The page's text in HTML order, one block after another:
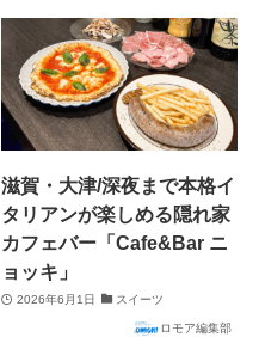
滋賀・大津/深夜まで本格イ
タリアンが楽しめる隠れ家
カフェバー「Cafe&Bar ニ
ョッキ」
2026年6月1日 スイーツ
ロモア編集部